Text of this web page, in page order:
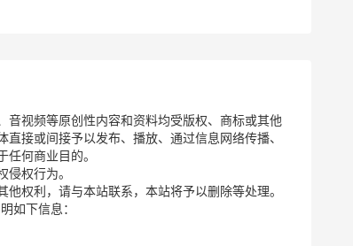
视频等原创性内容和资料均受版权、商标或其他
接或间接予以发布、播放、通过信息网络传播、
何商业目的。
权行为。
权利，请与本站联系，本站将予以删除等处理。
如下信息：